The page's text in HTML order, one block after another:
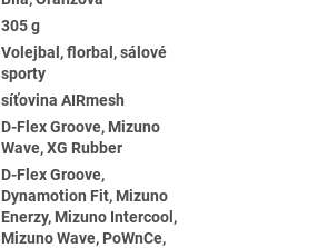
305 g
Volejbal, florbal, sálové
sporty
síťovina AIRmesh
D-Flex Groove, Mizuno
Wave, XG Rubber
D-Flex Groove,
Dynamotion Fit, Mizuno
Enerzy, Mizuno Intercool,
Mizuno Wave, PoWnCe,